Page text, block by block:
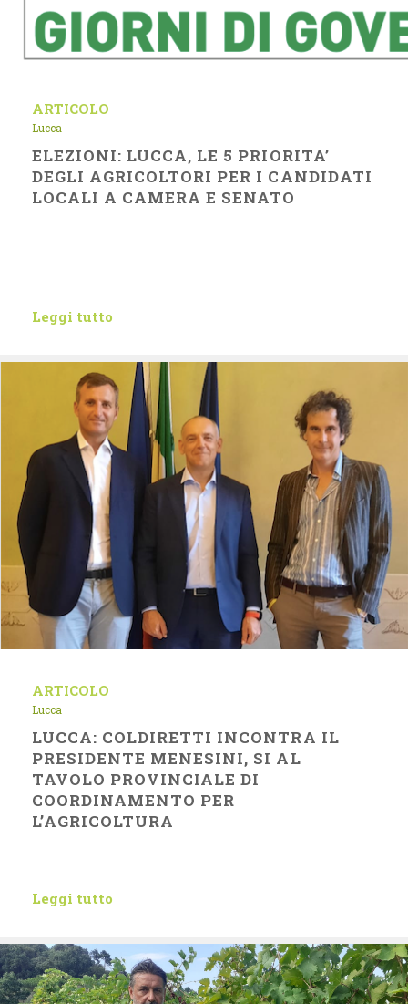
ARTICOLO
Lucca
ELEZIONI: LUCCA, LE 5 PRIORITA’
DEGLI AGRICOLTORI PER I CANDIDATI
LOCALI A CAMERA E SENATO
Leggi tutto
ARTICOLO
Lucca
LUCCA: COLDIRETTI INCONTRA IL
PRESIDENTE MENESINI, SI AL
TAVOLO PROVINCIALE DI
COORDINAMENTO PER
L’AGRICOLTURA
Leggi tutto